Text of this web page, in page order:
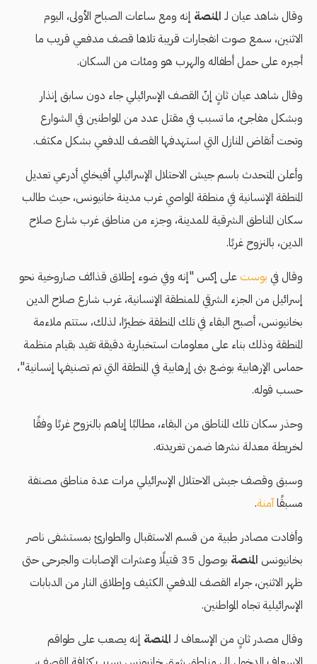
وقال شاهد عيان لـ المنصة إنه ومع ساعات الصباح الأولى، اليوم
الاثنين، سمع صوت انفجارات قريبة تلاها قصف مدفعي قريب ما
أجبره على حمل أطفاله والهرب هو ومئات من السكان.
وقال شاهد عيان ثانٍ إنّ القصف الإسرائيلي جاء دون سابق إنذار
وبشكل مفاجئ، ما تسبب في مقتل عدد من المواطنين في الشوارع
وتحت أنقاض المنازل التي استهدفها القصف المدفعي بشكل مكثف.
وأعلن المتحدث باسم جيش الاحتلال الإسرائيلي أفيخاي أدرعي تعديل
المنطقة الإنسانية في منطقة المواصي غرب مدينة خانيونس، حيث طالب
سكان المناطق الشرقية للمدينة، وجزء من مناطق غرب شارع صلاح
الدين، بالنزوح غربًا.
وقال في بوست على إكس "إنه وفي ضوء إطلاق قذائف صاروخية نحو
إسرائيل من الجزء الشرقي للمنطقة الإنسانية، غرب شارع صلاح الدين
بخانيونس، أصبح البقاء في تلك المنطقة خطيرًا، لذلك، ستتم ملاءمة
المنطقة وذلك بناء على معلومات استخبارية دقيقة تفيد بقيام منظمة
حماس الإرهابية بوضع بنى إرهابية في المنطقة التي تم تصنيفها إنسانية"،
حسب قوله.
وحذر سكان تلك المناطق من البقاء، مطالبًا إياهم بالنزوح غربًا وفقًا
لخريطة معدلة نشرها ضمن تغريدته.
وسبق وقصف جيش الاحتلال الإسرائيلي مرات عدة مناطق مصنفة
مسبقًاآمنة.
وأفادت مصادر طبية من قسم الاستقبال والطوارئ بمستشفى ناصر
بخانيونس المنصة
بوصول 35 قتيلًا وعشرات الإصابات والجرحى حتى
ظهر الاثنين، جراء القصف المدفعي الكثيف وإطلاق النار من الدبابات
الإسرائيلية تجاه المواطنين.
وقال مصدر ثانٍ من الإسعاف لـ المنصة إنه يصعب على طواقم